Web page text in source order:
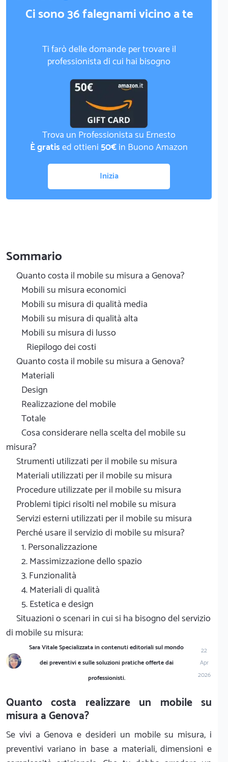
Ci sono 36 falegnami vicino a te
Ti farò delle domande per trovare il
professionista di cui hai bisogno
Trova un Professionista su Ernesto
È gratised ottieni50€in Buono Amazon
Inizia
Sommario
Quanto costa il mobile su misura a Genova?
Mobili su misura economici
Mobili su misura di qualità media
Mobili su misura di qualità alta
Mobili su misura di lusso
Riepilogo dei costi
Quanto costa il mobile su misura a Genova?
Materiali
Design
Realizzazione del mobile
Totale
Cosa considerare nella scelta del mobile su
misura?
Strumenti utilizzati per il mobile su misura
Materiali utilizzati per il mobile su misura
Procedure utilizzate per il mobile su misura
Problemi tipici risolti nel mobile su misura
Servizi esterni utilizzati per il mobile su misura
Perché usare il servizio di mobile su misura?
1. Personalizzazione
2. Massimizzazione dello spazio
3. Funzionalità
4. Materiali di qualità
5. Estetica e design
Situazioni o scenari in cui si ha bisogno del servizio
di mobile su misura:
Sara Vitale Specializzata in contenuti editoriali sul mondo
dei preventivi e sulle soluzioni pratiche offerte dai
professionisti.
22
Apr
2026
Quanto costa realizzare un mobile su
misura a Genova?
Se vivi a Genova e desideri un mobile su misura, i
preventivi variano in base a materiali, dimensioni e